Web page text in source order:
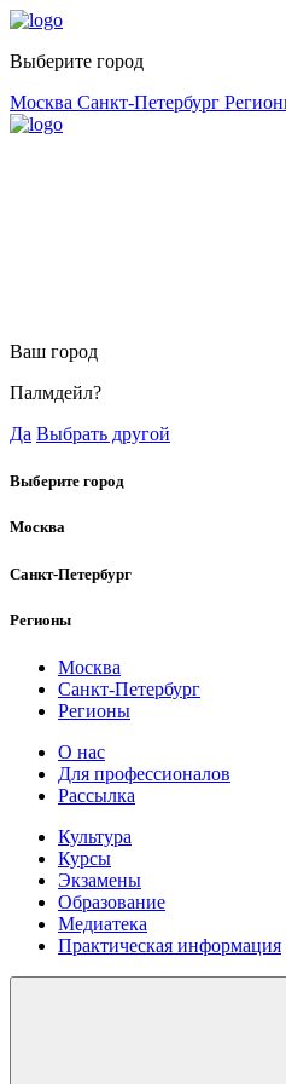
Выберите город
Москва Санкт-Петербург
Ваш город
Палмдейл?
Да Выбрать другой
Выберите город
Москва
Санкт-Петербург
Регионы
Москва
Санкт-Петербург
Регионы
О нас
Для профессионалов
Рассылка
Культура
Курсы
Экзамены
Образование
Медиатека
Практическая информация